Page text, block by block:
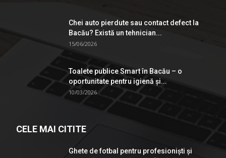
Chei auto pierdute sau contact defect la
Bacău? Există un tehnician...
15/06/2026
Toalete publice Smart în Bacău – o
oportunitate pentru igienă şi...
10/03/2026
CELE MAI CITITE
Ghete de fotbal pentru profesionişti şi